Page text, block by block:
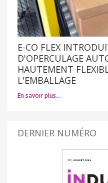
E-CO FLEX
D'OPERCULAGE
HAUTEMENT
L'EMBALLAGE
En savoir plus…
DERNIER NUMÉRO